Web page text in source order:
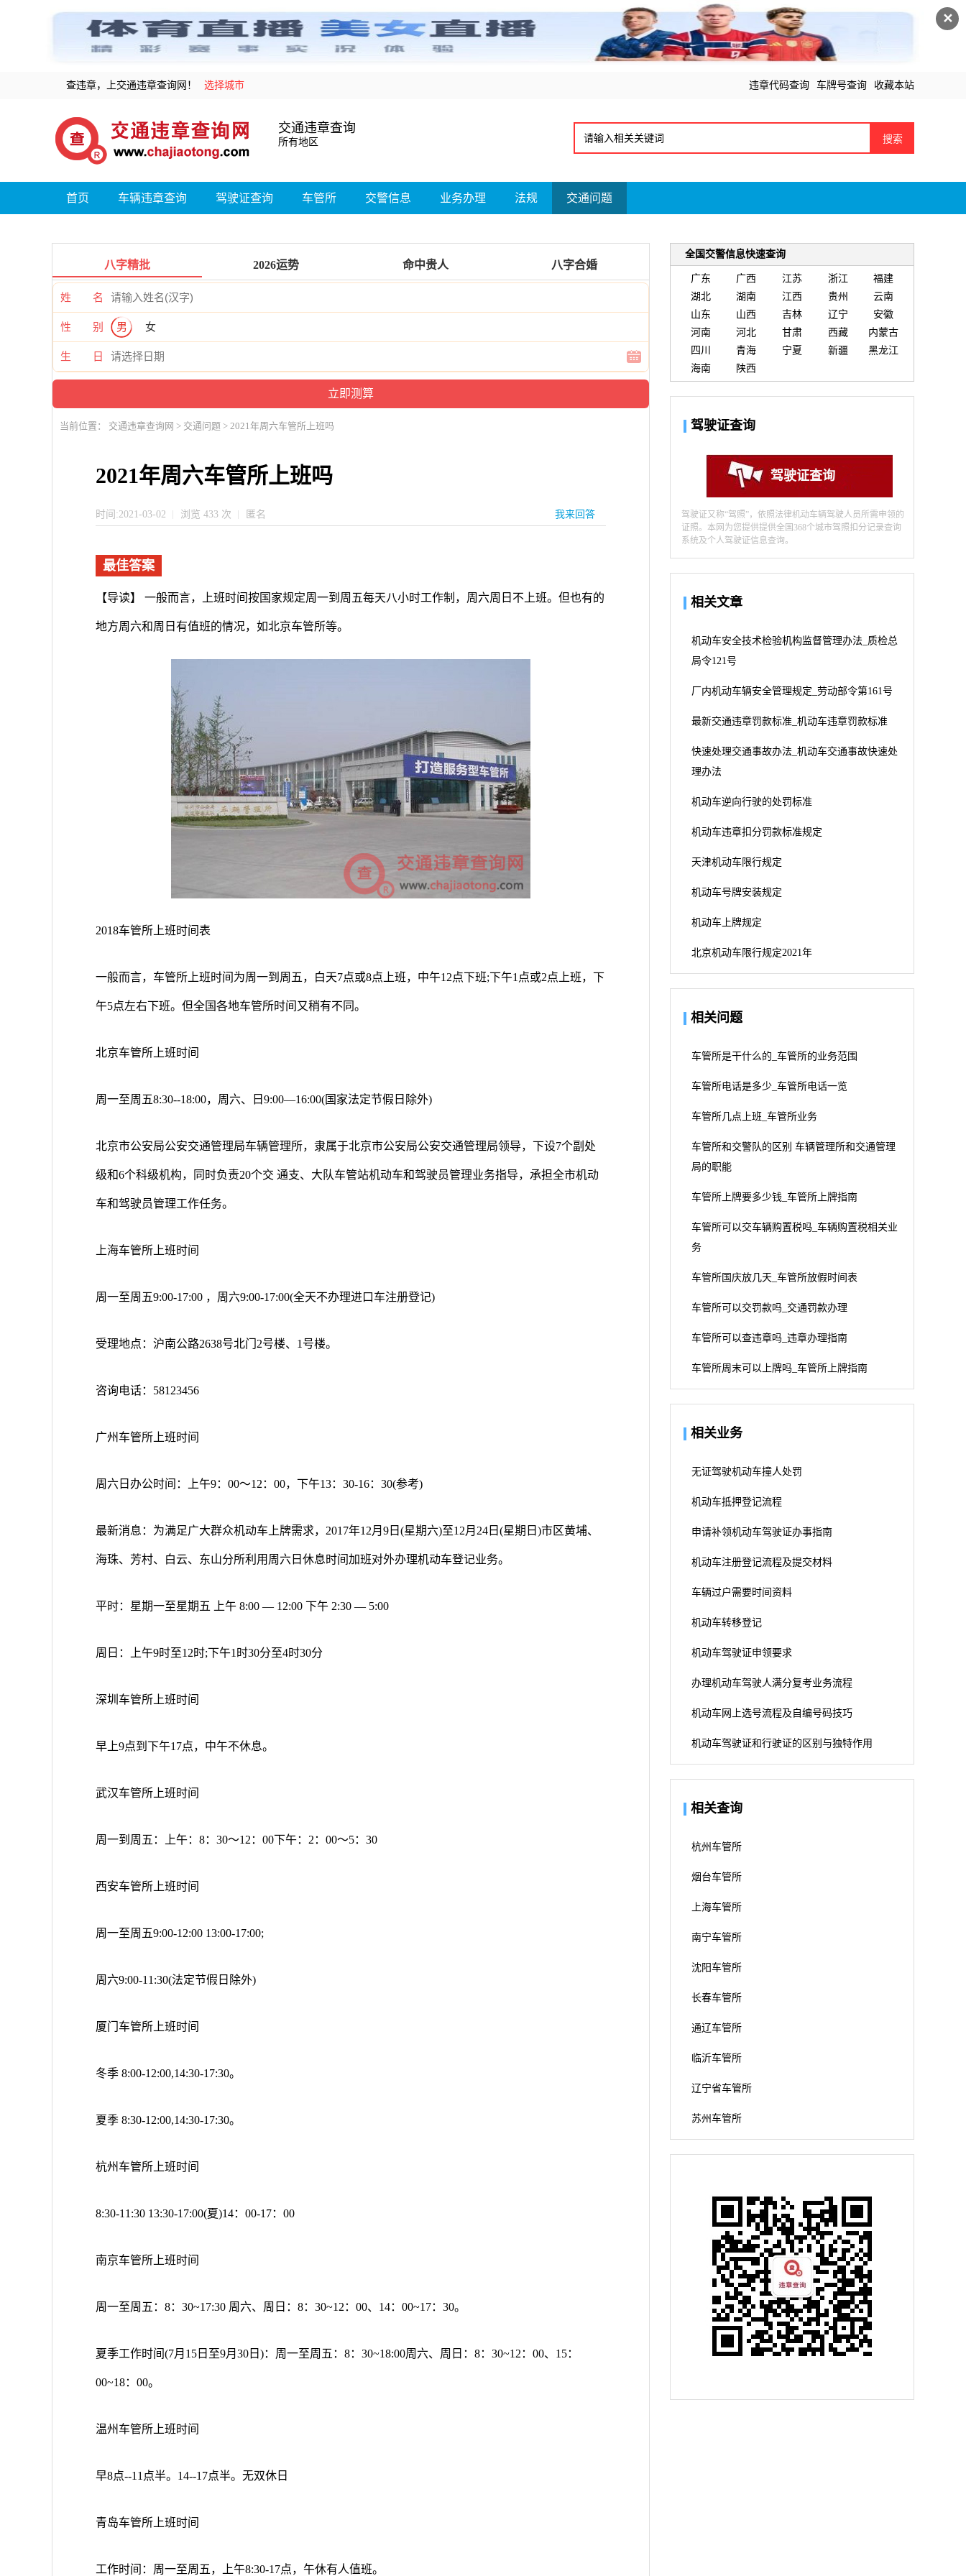
✕
查违章，上交通违章查询网！ 选择城市 违章代码查询 车牌号查询 收藏本站
交通违章查询
所有地区 搜索
首页 车辆违章查询 驾驶证查询 车管所 交警信息 业务办理 法规 交通问题
八字精批 2026运势 命中贵人 八字合婚
姓 名
性 别 男 女
生 日
当前位置： 交通违章查询网 > 交通问题 > 2021年周六车管所上班吗
2021年周六车管所上班吗
时间:2021-03-02 浏览 433 次 匿名 我来回答
最佳答案
【导读】 一般而言，上班时间按国家规定周一到周五每天八小时工作制，周六周日不上班。但也有的
地方周六和周日有值班的情况，如北京车管所等。
2018车管所上班时间表
一般而言，车管所上班时间为周一到周五，白天7点或8点上班，中午12点下班;下午1点或2点上班，下
午5点左右下班。但全国各地车管所时间又稍有不同。
北京车管所上班时间
周一至周五8:30--18:00，周六、日9:00—16:00(国家法定节假日除外)
北京市公安局公安交通管理局车辆管理所，隶属于北京市公安局公安交通管理局领导，下设7个副处
级和6个科级机构，同时负责20个交 通支、大队车管站机动车和驾驶员管理业务指导，承担全市机动
车和驾驶员管理工作任务。
上海车管所上班时间
周一至周五9:00-17:00 ，周六9:00-17:00(全天不办理进口车注册登记)
受理地点：沪南公路2638号北门2号楼、1号楼。
咨询电话：58123456
广州车管所上班时间
周六日办公时间：上午9：00～12：00，下午13：30-16：30(参考)
最新消息：为满足广大群众机动车上牌需求，2017年12月9日(星期六)至12月24日(星期日)市区黄埔、
海珠、芳村、白云、东山分所利用周六日休息时间加班对外办理机动车登记业务。
平时：星期一至星期五 上午 8:00 — 12:00 下午 2:30 — 5:00
周日：上午9时至12时;下午1时30分至4时30分
深圳车管所上班时间
早上9点到下午17点，中午不休息。
武汉车管所上班时间
周一到周五：上午：8：30～12：00下午：2：00～5：30
西安车管所上班时间
周一至周五9:00-12:00 13:00-17:00;
周六9:00-11:30(法定节假日除外)
厦门车管所上班时间
冬季 8:00-12:00,14:30-17:30。
夏季 8:30-12:00,14:30-17:30。
杭州车管所上班时间
8:30-11:30 13:30-17:00(夏)14：00-17：00
南京车管所上班时间
周一至周五：8：30~17:30 周六、周日：8：30~12：00、14：00~17：30。
夏季工作时间(7月15日至9月30日)：周一至周五：8：30~18:00周六、周日：8：30~12：00、15：
00~18：00。
温州车管所上班时间
早8点--11点半。14--17点半。无双休日
青岛车管所上班时间
工作时间：周一至周五，上午8:30-17点，午休有人值班。
全国交警信息快速查询
广东 广西 江苏 浙江
福建
湖北
湖南 江西 贵州
云南
山东
山西 吉林 辽宁
安徽
河南
河北 甘肃 西藏
内蒙古
四川
青海 宁夏 新疆
黑龙江
海南
陕西
驾驶证查询
驾驶证查询
驾驶证又称“驾照”，依照法律机动车辆驾驶人员所需申领的
证照。本网为您提供提供全国368个城市驾照扣分记录查询
系统及个人驾驶证信息查询。
相关文章
机动车安全技术检验机构监督管理办法_质检总
局令121号
厂内机动车辆安全管理规定_劳动部令第161号
最新交通违章罚款标准_机动车违章罚款标准
快速处理交通事故办法_机动车交通事故快速处
理办法
机动车逆向行驶的处罚标准
机动车违章扣分罚款标准规定
天津机动车限行规定
机动车号牌安装规定
机动车上牌规定
北京机动车限行规定2021年
相关问题
车管所是干什么的_车管所的业务范围
车管所电话是多少_车管所电话一览
车管所几点上班_车管所业务
车管所和交警队的区别 车辆管理所和交通管理
局的职能
车管所上牌要多少钱_车管所上牌指南
车管所可以交车辆购置税吗_车辆购置税相关业
务
车管所国庆放几天_车管所放假时间表
车管所可以交罚款吗_交通罚款办理
车管所可以查违章吗_违章办理指南
车管所周末可以上牌吗_车管所上牌指南
相关业务
无证驾驶机动车撞人处罚
机动车抵押登记流程
申请补领机动车驾驶证办事指南
机动车注册登记流程及提交材料
车辆过户需要时间资料
机动车转移登记
机动车驾驶证申领要求
办理机动车驾驶人满分复考业务流程
机动车网上选号流程及自编号码技巧
机动车驾驶证和行驶证的区别与独特作用
相关查询
杭州车管所
烟台车管所
上海车管所
南宁车管所
沈阳车管所
长春车管所
通辽车管所
临沂车管所
辽宁省车管所
苏州车管所